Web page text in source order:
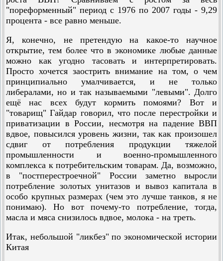
"пореформенный" период с 1976 по 2007 годы - 9,29
процента - все равно меньше.
Я, конечно, не претендую на какое-то научное
открытие, тем более что в экономике любые данные
можно как угодно тасовать и интерпретировать.
Просто хочется заострить внимание на том, о чем
принципиально умалчивается, и не только
либералами, но и так называемыми "левыми". Долго
ещё нас всех будут кормить помоями? Вот и
"товарищ" Гайдар говорил, что после перестройки и
приватизации в России, несмотря на падение ВВП
вдвое, повысился уровень жизни, так как произошел
сдвиг от потребления продукции тяжелой
промышленности и военно-промышленного
комплекса к потребительским товарам. Да, возможно,
в "постперестроечной" России заметно выросли
потребление золотых унитазов и вывоз капитала в
особо крупных размерах (чем это лучше танков, я не
понимаю). Но вот почему-то потребление, тогда,
масла и мяса снизилось вдвое, молока - на треть.
Итак, небольшой "ликбез" по экономической истории
Китая